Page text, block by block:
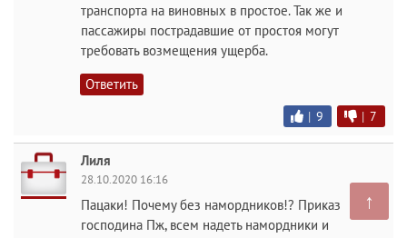
транспорта на виновных в простое. Так же и
пассажиры пострадавшие от простоя могут
требовать возмещения ущерба.
Ответить
| 9 | 7
Лиля
28.10.2020 16:16
Пацаки! Почему без намордников!? Приказ
господина Пж, всем надеть намордники и
↑